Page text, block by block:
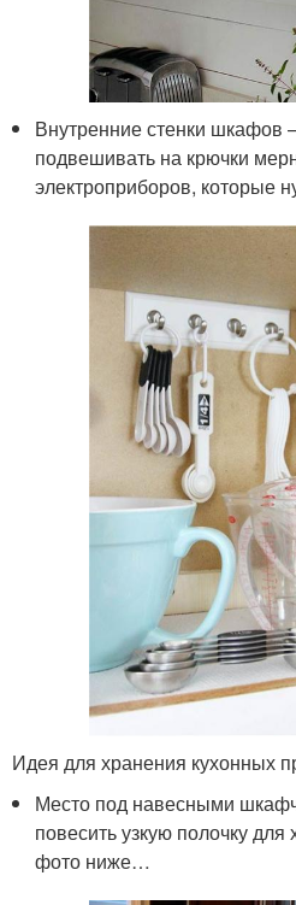
Внутренние стенки шкафов
подвешивать на крючки
электроприборов, которые
Идея для хранения кухонных
Место под навесными
повесить узкую полочку
фото ниже…